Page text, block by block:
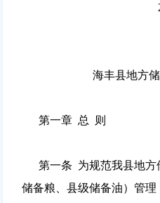
海丰县地方储
第一章 总 则
第一条 为规范我县地方
储备粮、县级储备油）管